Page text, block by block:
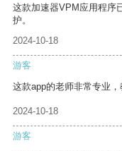
这款加速器VPM应用程序
护。
2024-10-18
游客
这款app的老师非常专业
2024-10-18
游客